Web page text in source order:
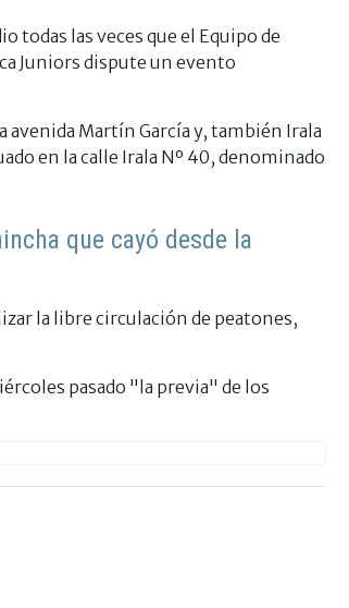
todas las veces que el Equipo de
Juniors dispute un evento
avenida Martín García y, también Irala
en la calle Irala Nº 40, denominado
que cayó desde la
la libre circulación de peatones,
pasado "la previa" de los